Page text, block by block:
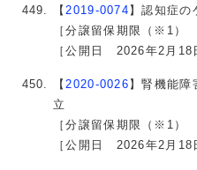
【 2019-0074 】認知症の
［分譲留保期限（※1
［公開日 2026年2月18
【 2020-0026 】腎機能障
立
［分譲留保期限（※1
［公開日 2026年2月18